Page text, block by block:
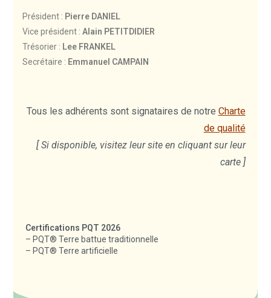
Président : Pierre DANIEL
Vice président : Alain PETITDIDIER
Trésorier : Lee FRANKEL
Secrétaire : Emmanuel CAMPAIN
Tous les adhérents sont signataires de notre Charte
de qualité
[ Si disponible, visitez leur site en cliquant sur leur
carte ]
Certifications PQT 2026
– PQT® Terre battue traditionnelle
– PQT® Terre artificielle